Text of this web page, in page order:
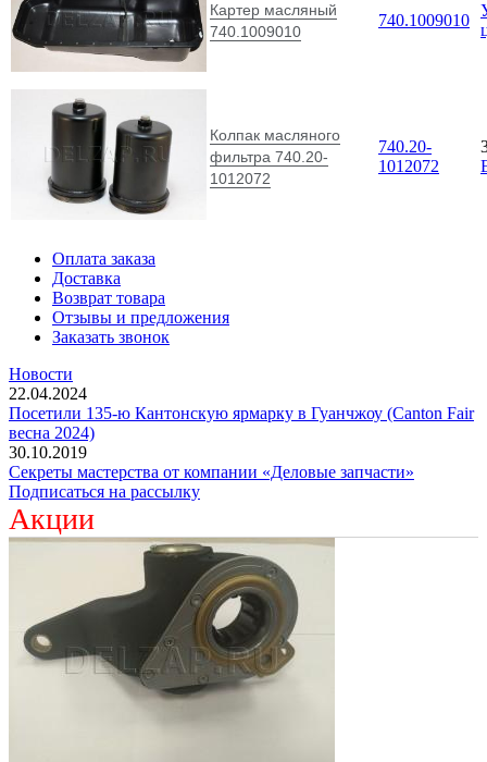
Картер масляный
740.1009010
740.1009010
Колпак масляного
фильтра 740.20-
1012072
740.20-
1012072
Оплата заказа
Доставка
Возврат товара
Отзывы и предложения
Заказать звонок
Новости
22.04.2024
Посетили 135-ю Кантонскую ярмарку в Гуанчжоу (Canton Fair
весна 2024)
30.10.2019
Секреты мастерства от компании «Деловые запчасти»
Подписаться на рассылку
Акции